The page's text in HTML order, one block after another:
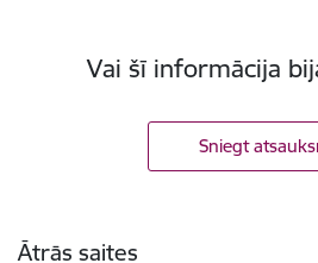
Vai šī informācija
Sniegt
Ātrās saites